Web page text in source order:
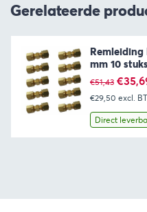
Gerelateerde
mm 10
€51,43
prijs
was:
€
€29,50 excl.
Direct